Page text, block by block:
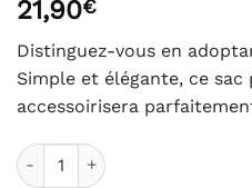
21,90€
Distinguez-vous en
Simple et élégante, ce
accessoirisera
quantité de Sac Pochette